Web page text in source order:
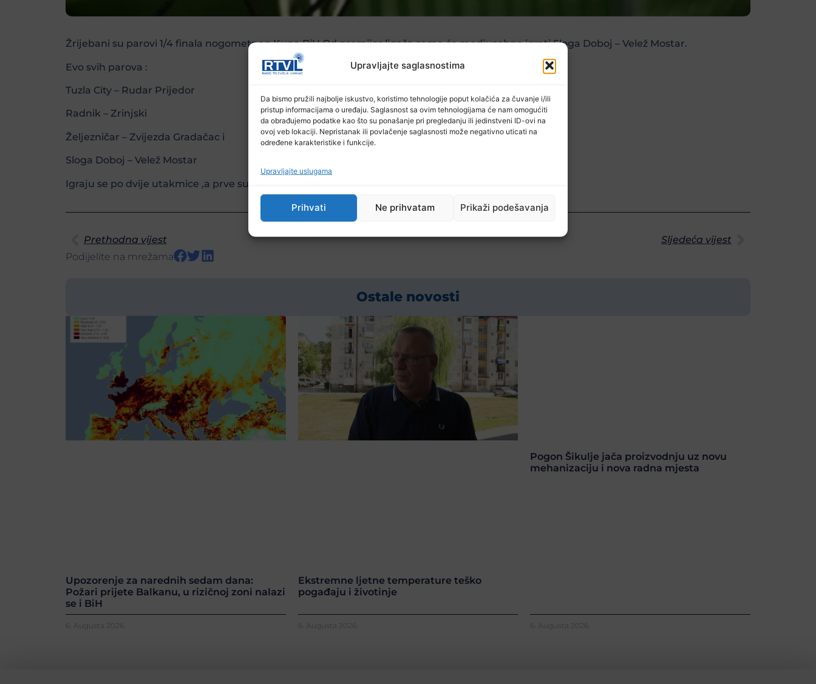
Upravljajte saglasnostima
Da bismo pružili najbolje iskustvo, koristimo tehnologije poput kolačića za čuvanje i/ili
pristup informacijama o uređaju. Saglasnost sa ovim tehnologijama će nam omogućiti
da obrađujemo podatke kao što su ponašanje pri pregledanju ili jedinstveni ID-ovi na
ovoj veb lokaciji. Nepristanak ili povlačenje saglasnosti može negativno uticati na
određene karakteristike i funkcije.
Upravljajte uslugama
Prihvati Ne prihvatam Prikaži podešavanja
Žrijebani su parovi 1/4 finala nogometnog Kupa BiH.Od premijer ligaša samo će medjusobno igrati Sloga Doboj – Velež Mostar.
Evo svih parova :
Tuzla City – Rudar Prijedor
Radnik – Zrinjski
Željezničar – Zvijezda Gradačac i
Sloga Doboj – Velež Mostar
Igraju se po dvije utakmice ,a prve su na rasporedu 1. marta, a revanši 14 dana kasnije 15 marta.
Prethodna vijest
Sljedeća vijest
Podijelite na mrežama
Ostale novosti
Upozorenje za narednih sedam dana:
Požari prijete Balkanu, u rizičnoj zoni nalazi
se i BiH
6. Augusta 2026.
Ekstremne ljetne temperature teško
pogađaju i životinje
6. Augusta 2026.
Pogon Šikulje jača proizvodnju uz novu
mehanizaciju i nova radna mjesta
6. Augusta 2026.